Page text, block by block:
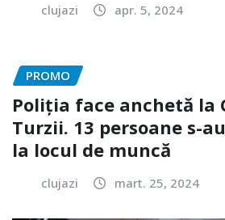
clujazi apr. 5, 2024
PROMO
Poliția face anchetă la
Turzii. 13 persoane s-
la locul de muncă
clujazi mart. 25, 2024